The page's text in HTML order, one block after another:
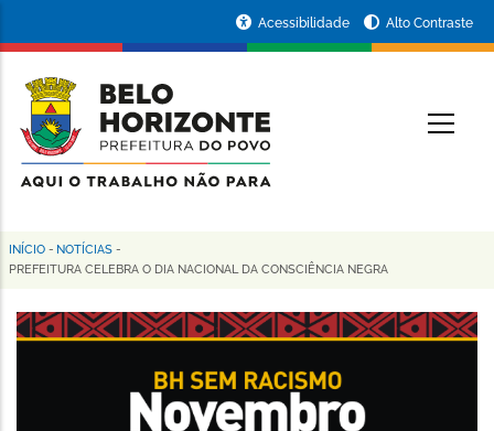
conteúdo
principal
da
Prefeitura
de
Horizonte
Acessibilidade Alto Contraste
Trilha
navegação
INÍCIO - NOTÍCIAS -
PREFEITURA CELEBRA O DIA NACIONAL DA CONSCIÊNCIA NEGRA